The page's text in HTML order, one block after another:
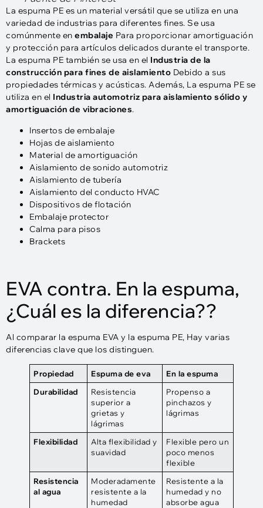
La espuma PE es un material versátil que se utiliza en una
variedad de industrias para diferentes fines. Se usa
comúnmente en embalaje Para proporcionar amortiguación
y protección para artículos delicados durante el transporte.
La espuma PE también se usa en el Industria de la
construcción para fines de aislamiento Debido a sus
propiedades térmicas y acústicas. Además, La espuma PE se
utiliza en el Industria automotriz para aislamiento sólido y
amortiguación de vibraciones.
Insertos de embalaje
Hojas de aislamiento
Material de amortiguación
Aislamiento de sonido automotriz
Aislamiento de tubería
Aislamiento del conducto HVAC
Dispositivos de flotación
Embalaje protector
Calma para pisos
Brackets
EVA contra. En la espuma,
¿Cuál es la diferencia??
Al comparar la espuma EVA y la espuma PE, Hay varias
diferencias clave que los distinguen.
Propiedad Espuma de eva
En la espuma
Durabilidad
Resistencia
superior a
grietas y
lágrimas
Propenso a
pinchazos y
lágrimas
Flexibilidad
Alta flexibilidad y
suavidad
Flexible pero un
poco menos
flexible
Resistencia
al agua
Moderadamente
resistente a la
humedad
Resistente a la
humedad y no
absorbe agua